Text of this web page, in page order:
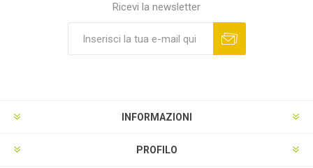
Ricevi la newsletter
INFORMAZIONI
PROFILO